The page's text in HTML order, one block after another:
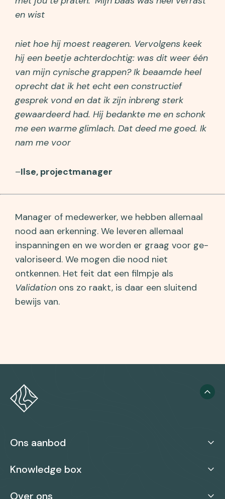
en wist
niet hoe hij moest reageren. Vervolgens keek
hij een beetje achterdochtig: was dit weer één
van mijn cynische grappen? Ik beaamde heel
oprecht dat ik het echt een constructief
gesprek vond en dat ik zijn inbreng sterk
gewaardeerd had. Hij bedankte me en schonk
me een warme glimlach. Dat deed me goed. Ik
nam me voor
–Ilse, projectmanager
Manager of medewerker, we hebben allemaal
nood aan erkenning. We leveren allemaal
inspanningen en we worden er graag voor ge-
valoriseerd. We mogen die nood niet
ontkennen. Het feit dat een filmpje als
Validation ons zo raakt, is daar een sluitend
bewijs van.
Ons aanbod
Knowledge box
Over ons